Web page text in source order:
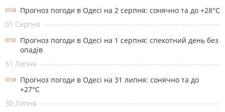
07:58
Прогноз погоди в Одесі на 2 серпня: сонячно та до +28°С
01 Серпня
07:50
Прогноз погоди в Одесі на 1 серпня: спекотний день без
опадів
31 Липня
07:38
Прогноз погоди в Одесі на 31 липня: сонячно та до
+27°С
30 Липня